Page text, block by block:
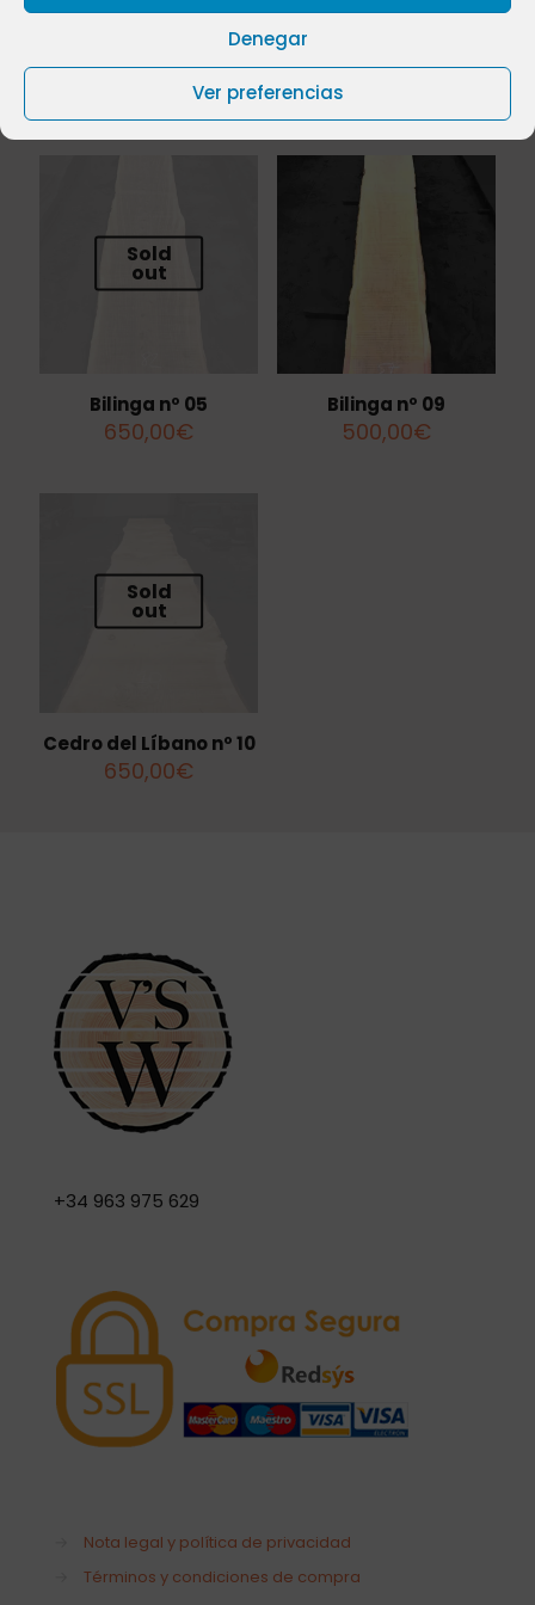
Denegar
Ver preferencias
Productos relacionados
Sold
out
Bilinga nº 05
650,00€
Bilinga nº 09
500,00€
Sold
out
Cedro del Líbano nº 10
650,00€
+34 963 975 629
Nota legal y política de privacidad
Términos y condiciones de compra